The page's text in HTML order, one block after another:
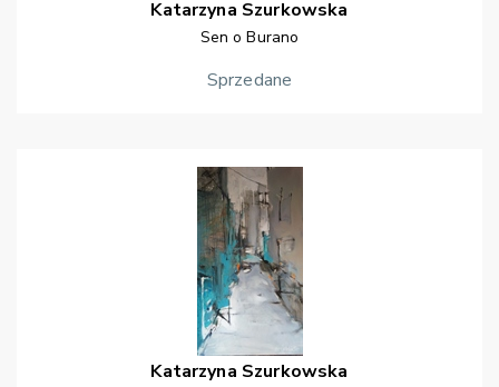
Katarzyna Szurkowska
Sen o Burano
Sprzedane
Katarzyna Szurkowska